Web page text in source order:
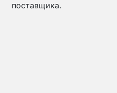
поставщика.